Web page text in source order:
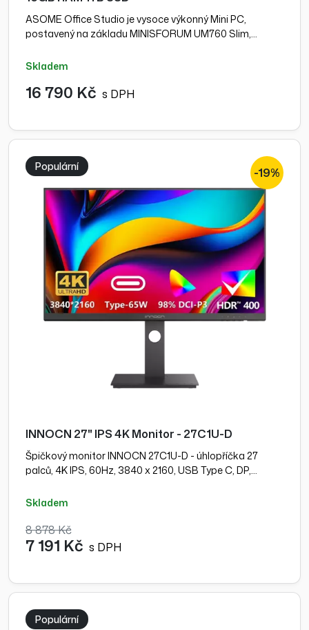
ASOME Office Studio je vysoce výkonný Mini PC,
postavený na základu MINISFORUM UM760 Slim,…
skladem
16 790 Kč s DPH
Populární -19%
INNOCN 27" IPS 4K Monitor - 27C1U-D
Špičkový monitor INNOCN 27C1U-D - úhlopříčka 27
palců, 4K IPS, 60Hz, 3840 x 2160, USB Type C, DP,…
skladem
8 878 Kč
7 191 Kč s DPH
Populární